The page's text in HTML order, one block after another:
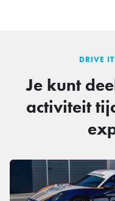
DRIVE
Je kunt
activiteit